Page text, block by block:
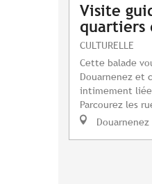
Visite
quartiers
CULTURELLE
Cette balade
Douarnenez et
intimement liée
Parcourez les
Douarnenez